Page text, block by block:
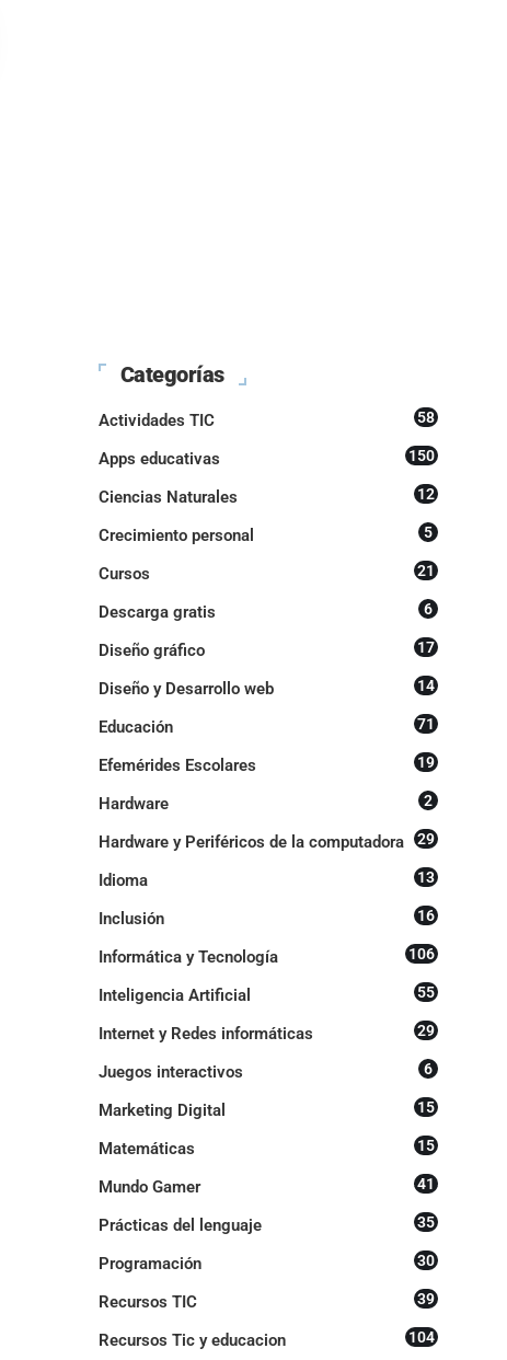
Categorías
Actividades TIC 58
Apps educativas 150
Ciencias Naturales 12
Crecimiento personal 5
Cursos 21
Descarga gratis 6
Diseño gráfico 17
Diseño y Desarrollo web 14
Educación 71
Efemérides Escolares 19
Hardware 2
Hardware y Periféricos de la computadora 29
Idioma 13
Inclusión 16
Informática y Tecnología 106
Inteligencia Artificial 55
Internet y Redes informáticas 29
Juegos interactivos 6
Marketing Digital 15
Matemáticas 15
Mundo Gamer 41
Prácticas del lenguaje 35
Programación 30
Recursos TIC 39
Recursos Tic y educacion 104